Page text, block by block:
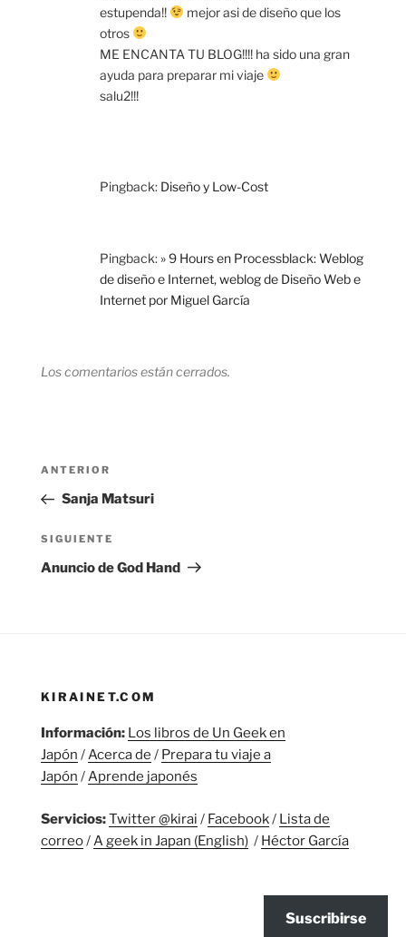
estupenda!!
mejor asi de diseño que los
otros
ME ENCANTA TU BLOG!!!! ha sido una gran
ayuda para preparar mi viaje
salu2!!!
Pingback: Diseño y Low-Cost
Pingback: » 9 Hours en Processblack: Weblog
de diseño e Internet, weblog de Diseño Web e
Internet por Miguel García
Los comentarios están cerrados.
Navegación
entradas
Entrada
anterior:
ANTERIOR
Sanja Matsuri
Siguiente
entrada
SIGUIENTE
Anuncio de God Hand
KIRAINET.COM
Información: Los libros de Un Geek en
Japón /Acerca de / Prepara tu viaje a
Japón /Aprende japonés
Servicios:Twitter @kirai / Facebook/ Lista de
correo/A geek in Japan (English) / Héctor García
Suscribirse